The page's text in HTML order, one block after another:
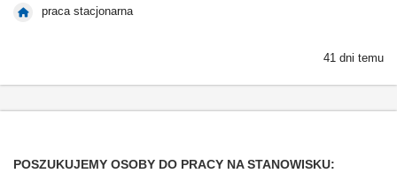
praca stacjonarna
41 dni temu
POSZUKUJEMY OSOBY DO PRACY NA STANOWISKU: